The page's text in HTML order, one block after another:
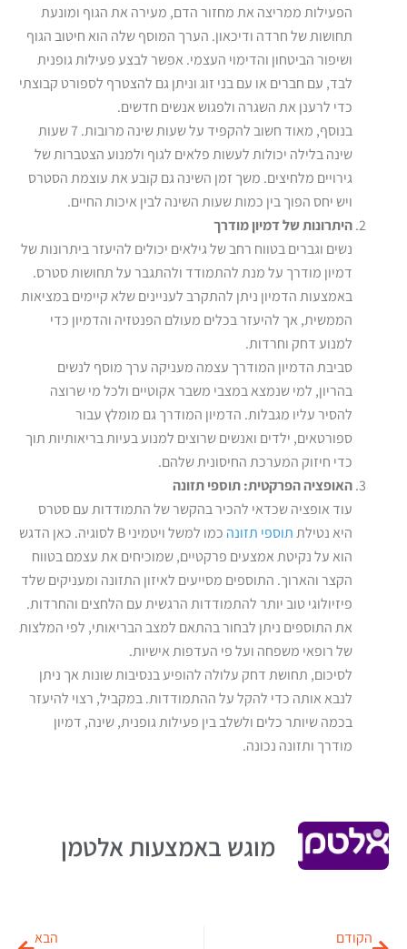
הפעילות ממריצה את מחזור הדם, מעירה את הגוף ומונעת
תחושות של חרדה ודיכאון. הערך המוסף שלה הוא חיטוב הגוף
ושיפור הביטחון והדימוי העצמי. אפשר לבצע פעילות גופנית
לבד, עם חברים או עם בני זוג וניתן גם להצטרף לספורט קבוצתי
כדי לרענן את השגרה ולפגוש אנשים חדשים.
בנוסף, מאוד חשוב להקפיד על שעות שינה מרובות. 7 שעות
שינה בלילה יכולות לעשות פלאים לגוף ולמנוע הצטברות של
גירויים מלחיצים. משך זמן השינה גם קובע את עוצמת הסטרס
ויש יחס הפוך בין כמות שעות השינה לבין איכות החיים.
היתרונות של דמיון מודרך
נשים וגברים בטווח רחב של גילאים יכולים להיעזר ביתרונות של
דמיון מודרך על מנת להתמודד ולהתגבר על תחושות סטרס.
באמצעות הדמיון ניתן להתקרב לעניינים שלא קיימים במציאות
הממשית, אך להיעזר בכלים מעולם הפנטזיה והדמיון כדי
למנוע דחק וחרדות.
סביבת הדמיון המודרך עצמה מעניקה ערך מוסף לנשים
בהריון, למי שנמצא במצבי משבר אקוטיים ולכל מי שרוצה
להסיר עליו מגבלות. הדמיון המודרך גם מומלץ עבור
ספורטאים, ילדים ואנשים שרוצים למנוע בעיות בריאותיות תוך
כדי חיזוק המערכת החיסונית שלהם.
האופציה הפרקטית: תוספי תזונה
עוד אופציה שכדאי להכיר בהקשר של התמודדות עם סטרס
היא נטילתתוספי תזונה
כמו למשל ויטמיני B לסוגיה. כאן הדגש
הוא על נקיטת אמצעים פרקטיים, שמוכיחים את עצמם בטווח
הקצר והארוך. התוספים מסייעים לאיזון התזונה ומעניקים שלד
פיזיולוגי טוב יותר להתמודדות הרגשית עם הלחצים והחרדות.
את התוספים ניתן לבחור בהתאם למצב הבריאותי, לפי המלצות
של רופאי משפחה ועל פי העדפות אישיות.
לסיכום, תחושת דחק עלולה להופיע בנסיבות שונות אך ניתן
לנבא אותה כדי להקל על ההתמודדות. במקביל, רצוי להיעזר
בכמה שיותר כלים ולשלב בין פעילות גופנית, שינה, דמיון
מודרך ותזונה נכונה.
מוגש באמצעות אלטמן
הקודם הבא